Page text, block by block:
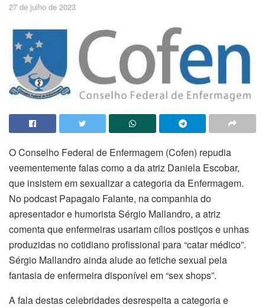
27 de julho de 2023
O Conselho Federal de Enfermagem (Cofen) repudia
veementemente falas como a da atriz Daniela Escobar,
que insistem em sexualizar a categoria da Enfermagem.
No podcast Papagaio Falante, na companhia do
apresentador e humorista Sérgio Mallandro, a atriz
comenta que enfermeiras usariam cílios postiços e unhas
produzidas no cotidiano profissional para “catar médico”.
Sérgio Mallandro ainda alude ao fetiche sexual pela
fantasia de enfermeira disponível em “sex shops”.
A fala destas celebridades desrespeita a categoria e